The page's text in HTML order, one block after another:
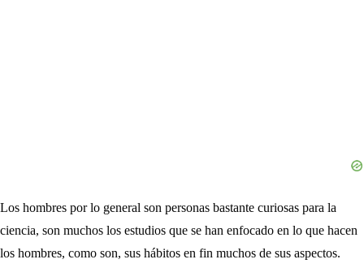
Los hombres por lo general son personas bastante curiosas para la
ciencia, son muchos los estudios que se han enfocado en lo que hacen
los hombres, como son, sus hábitos en fin muchos de sus aspectos.